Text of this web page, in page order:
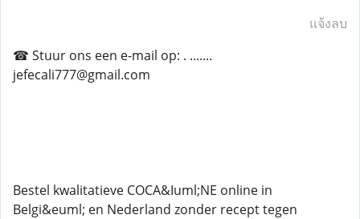
แจ้งลบ
☎ Stuur ons een e-mail op: . .......
jefecali777@gmail.com
Bestel kwalitatieve COCA&Iuml;NE online in
Belgi&euml; en Nederland zonder recept tegen